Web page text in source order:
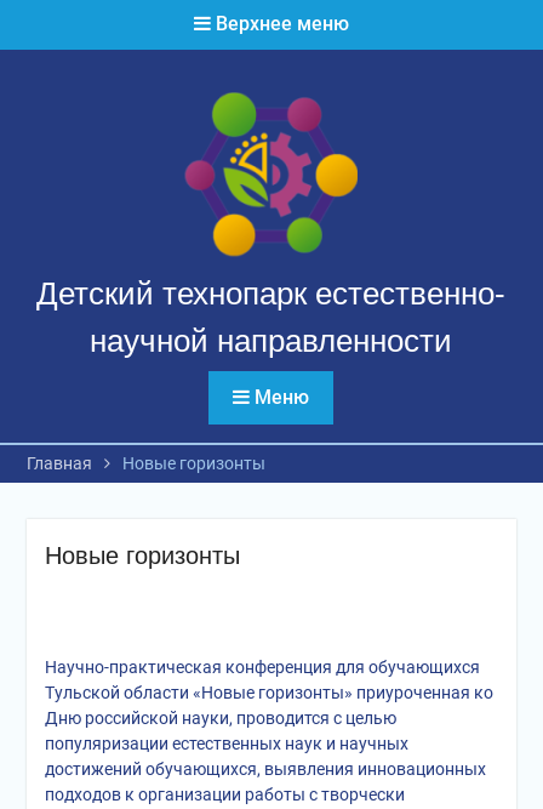
Верхнее меню
Детский технопарк естественно-
научной направленности
Меню
Главная Новые горизонты
Новые горизонты
Научно-практическая конференция для обучающихся
Тульской области «Новые горизонты» приуроченная ко
Дню российской науки, проводится с целью
популяризации естественных наук и научных
достижений обучающихся, выявления инновационных
подходов к организации работы с творчески